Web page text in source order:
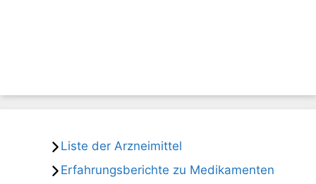
Liste der Arzneimittel
Erfahrungsberichte zu Medikamenten